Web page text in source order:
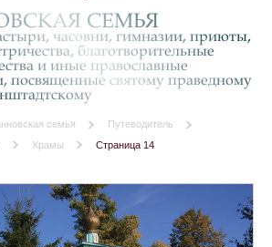
СЕМЬЯ
часовни, гимназии, приюты,
благотворительные
и иные православные
посвященные святому праведному
семья
Путеводитель
Храмы Страница 14